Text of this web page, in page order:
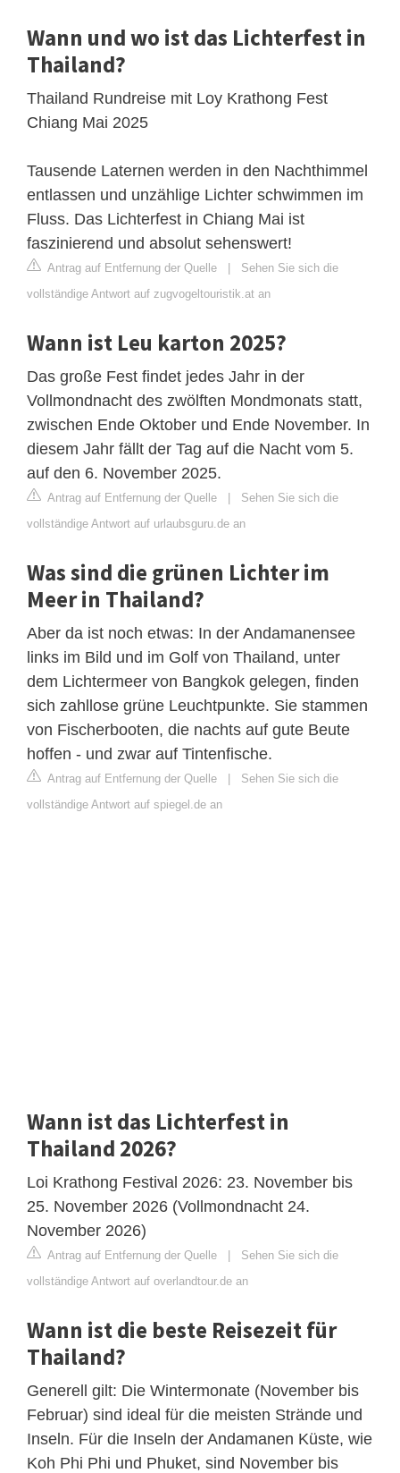
Wann und wo ist das Lichterfest in
Thailand?
Thailand Rundreise mit Loy Krathong Fest
Chiang Mai 2025
Tausende Laternen werden in den Nachthimmel
entlassen und unzählige Lichter schwimmen im
Fluss. Das Lichterfest in Chiang Mai ist
faszinierend und absolut sehenswert!
Antrag auf Entfernung der Quelle | Sehen Sie sich die
vollständige Antwort auf zugvogeltouristik.at an
Wann ist Leu karton 2025?
Das große Fest findet jedes Jahr in der
Vollmondnacht des zwölften Mondmonats statt,
zwischen Ende Oktober und Ende November. In
diesem Jahr fällt der Tag auf die Nacht vom 5.
auf den 6. November 2025.
Antrag auf Entfernung der Quelle | Sehen Sie sich die
vollständige Antwort auf urlaubsguru.de an
Was sind die grünen Lichter im
Meer in Thailand?
Aber da ist noch etwas: In der Andamanensee
links im Bild und im Golf von Thailand, unter
dem Lichtermeer von Bangkok gelegen, finden
sich zahllose grüne Leuchtpunkte. Sie stammen
von Fischerbooten, die nachts auf gute Beute
hoffen - und zwar auf Tintenfische.
Antrag auf Entfernung der Quelle | Sehen Sie sich die
vollständige Antwort auf spiegel.de an
Wann ist das Lichterfest in
Thailand 2026?
Loi Krathong Festival 2026: 23. November bis
25. November 2026 (Vollmondnacht 24.
November 2026)
Antrag auf Entfernung der Quelle | Sehen Sie sich die
vollständige Antwort auf overlandtour.de an
Wann ist die beste Reisezeit für
Thailand?
Generell gilt: Die Wintermonate (November bis
Februar) sind ideal für die meisten Strände und
Inseln. Für die Inseln der Andamanen Küste, wie
Koh Phi Phi und Phuket, sind November bis